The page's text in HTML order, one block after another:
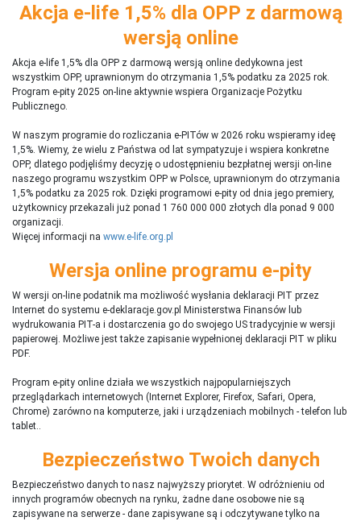
Akcja e-life 1,5% dla OPP z darmową
wersją online
Akcja e-life 1,5% dla OPP z darmową wersją online dedykowna jest
wszystkim OPP, uprawnionym do otrzymania 1,5% podatku za 2025 rok.
Program e-pity 2025 on-line aktywnie wspiera Organizacje Pożytku
Publicznego.
W naszym programie do rozliczania e-PITów w 2026 roku wspieramy ideę
1,5%. Wiemy, że wielu z Państwa od lat sympatyzuje i wspiera konkretne
OPP, dlatego podjęliśmy decyzję o udostępnieniu bezpłatnej wersji on-line
naszego programu wszystkim OPP w Polsce, uprawnionym do otrzymania
1,5% podatku za 2025 rok. Dzięki programowi e-pity od dnia jego premiery,
użytkownicy przekazali już ponad 1 760 000 000 złotych dla ponad 9 000
organizacji.
Więcej informacji na www.e-life.org.pl
Wersja online programu e-pity
W wersji on-line podatnik ma możliwość wysłania deklaracji PIT przez
Internet do systemu e-deklaracje.gov.pl Ministerstwa Finansów lub
wydrukowania PIT-a i dostarczenia go do swojego US tradycyjnie w wersji
papierowej. Możliwe jest także zapisanie wypełnionej deklaracji PIT w pliku
PDF.
Program e-pity online działa we wszystkich najpopularniejszych
przeglądarkach internetowych (Internet Explorer, Firefox, Safari, Opera,
Chrome) zarówno na komputerze, jaki i urządzeniach mobilnych - telefon lub
tablet..
Bezpieczeństwo Twoich danych
Bezpieczeństwo danych to nasz najwyższy priorytet. W odróżnieniu od
innych programów obecnych na rynku, żadne dane osobowe nie są
zapisywane na serwerze - dane zapisywane są i odczytywane tylko na